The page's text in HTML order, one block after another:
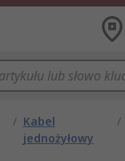
/ Kabel
jednożyłowy
/